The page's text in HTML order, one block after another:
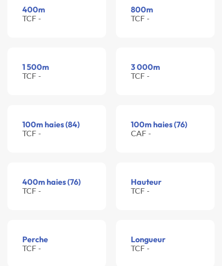
400m
TCF -
800m
TCF -
1 500m
TCF -
3 000m
TCF -
100m haies (84)
TCF -
100m haies (76)
CAF -
400m haies (76)
TCF -
Hauteur
TCF -
Perche
TCF -
Longueur
TCF -